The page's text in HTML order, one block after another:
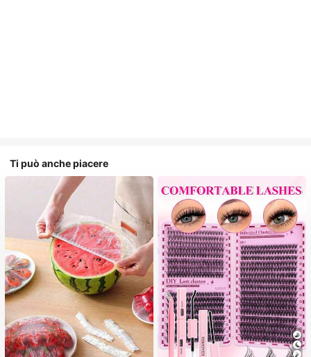
Ti può anche piacere